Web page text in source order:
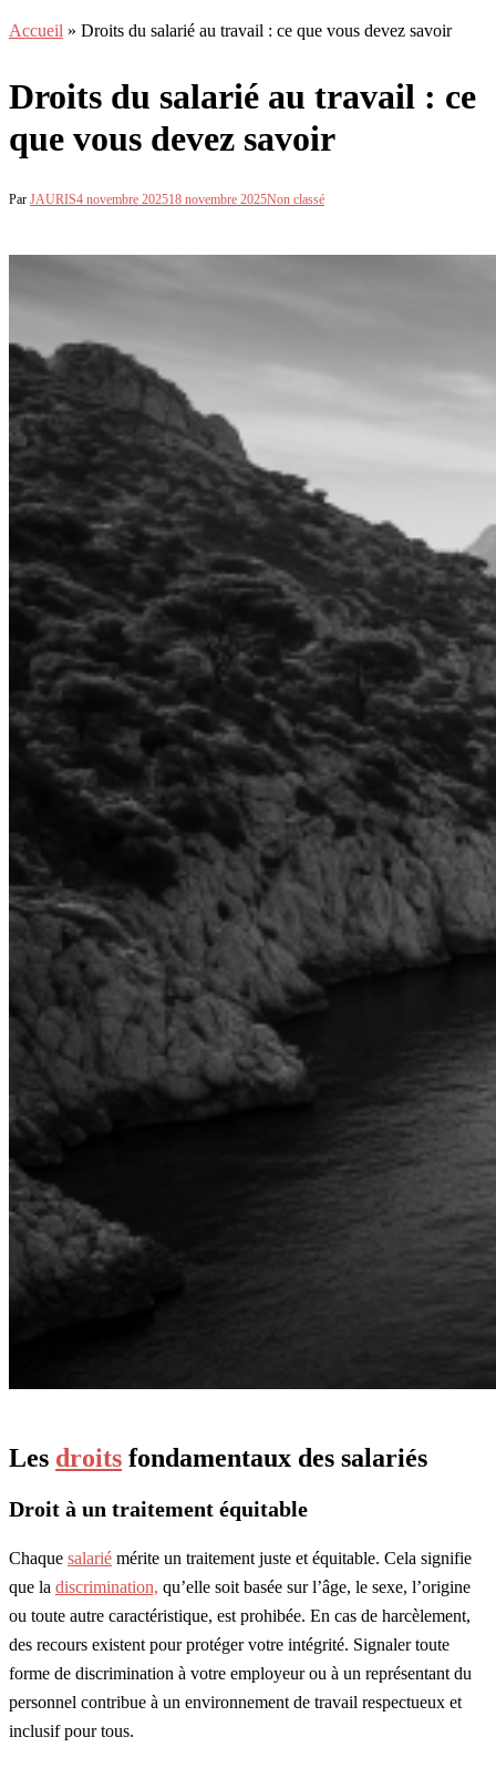
Accueil » Droits du salarié au travail : ce que vous devez savoir
Droits du salarié au travail : ce
que vous devez savoir
Par JAURIS4 novembre 202518 novembre 2025Non classé
Les droits fondamentaux des salariés
Droit à un traitement équitable
Chaque salarié mérite un traitement juste et équitable. Cela signifie
que la discrimination, qu’elle soit basée sur l’âge, le sexe, l’origine
ou toute autre caractéristique, est prohibée. En cas de harcèlement,
des recours existent pour protéger votre intégrité. Signaler toute
forme de discrimination à votre employeur ou à un représentant du
personnel contribue à un environnement de travail respectueux et
inclusif pour tous.